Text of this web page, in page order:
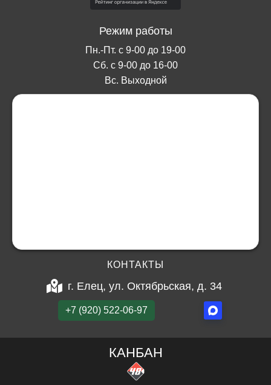
Режим работы
Пн.-Пт. с 9-00 до 19-00
Сб. с 9-00 до 16-00
Вс. Выходной
КОНТАКТЫ
г. Елец, ул. Октябрьская, д. 34
+7 (920) 522-06-97
КАНБАН